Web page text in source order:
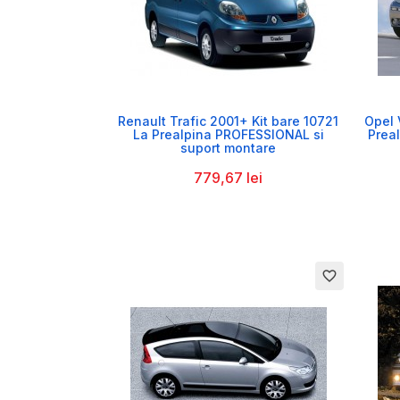

Renault Trafic 2001+ Kit bare 10721
La Prealpina PROFESSIONAL si
suport montare
779,67 lei
Opel
favorite_border